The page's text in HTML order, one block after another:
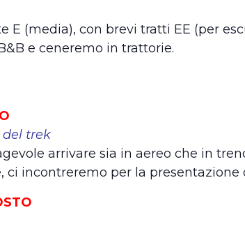
E (media), con brevi tratti EE (per
e ceneremo in trattorie.
del trek
arrivare sia in aereo che in
ci incontreremo per la presentazione